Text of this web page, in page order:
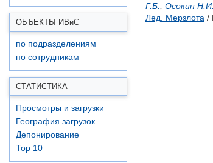
ОБЪЕКТЫ ИВиС
по подразделениям
по сотрудникам
СТАТИСТИКА
Просмотры и загрузки
География загрузок
Депонирование
Top 10
Г.Б.
Осокин Н.И.
Лед. Мерзлота /